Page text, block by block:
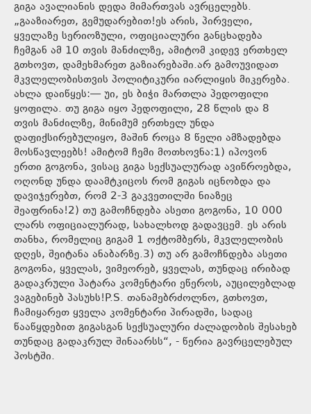
გიგა ავალიანის დედა მიმართვას ავრცელებს.
„გააზიარეთ, გემუდარებით!ეს არის, პირველი,
ყველაზე სერიოზული, ოფიციალური განცხადება
ჩემგან ამ 10 თვის მანძილზე, ამიტომ კიდევ ერთხელ
გთხოვთ, დამეხმარეთ გაზიარებაში.არ გამოუვიდათ
მკვლელობისთვის პოლიტიკური იარლიყის მიკერება.
ახლა დაიწყეს:— უი, ეს ბიჭი მართლა პედოფილი
ყოფილა. თუ გიგა იყო პედოფილი, 28 წლის და 8
თვის მანძილზე, მინიმუმ ერთხელ უნდა
დაფიქსირებულიყო, მაშინ როცა 8 წელი ამზადებდა
მოსწავლეებს! ამიტომ ჩემი მოთხოვნა:1) იპოვონ
ერთი გოგონა, ვისაც გიგა სექსუალურად ავიწროებდა,
ოღონდ უნდა დაამტკიცოს რომ გიგას იცნობდა და
დავიჯერებთ, რომ 2-3 გაკვეთილში ნიაზეც
შეაფრინა!2) თუ გამოჩნდება ასეთი გოგონა, 10 000
ლარს ოფიციალურად, სახალხოდ გადავცემ. ეს არის
თანხა, რომელიც გიგამ 1 ოქტომბერს, მკვლელობის
დღეს, შეიტანა ანაბარზე.3) თუ არ გამოჩნდება ასეთი
გოგონა, ყველას, ვიმეორებ, ყველას, თუნდაც ირიბად
გადაკრული პატარა კომენტარი ეწეროს, აუცილებლად
ვაგებინებ პასუხს!P.S. თანამებრძოლნო, გთხოვთ,
ჩამიყარეთ ყველა კომენტარი პირადში, სადაც
წააწყდებით გიგასგან სექსუალური ძალადობის შესახებ
თუნდაც გადაკრულ შინაარსს“, - წერია გავრცელებულ
პოსტში.